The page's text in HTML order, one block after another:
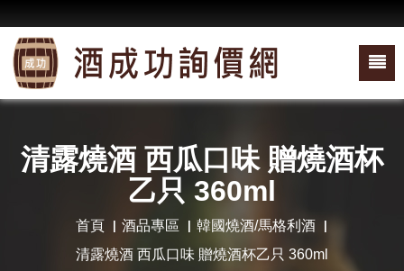
清露燒酒 西瓜口味 贈燒酒杯
乙只 360ml
首頁 酒品專區
韓國燒酒/馬格利酒
清露燒酒 西瓜口味 贈燒酒杯乙只 360ml